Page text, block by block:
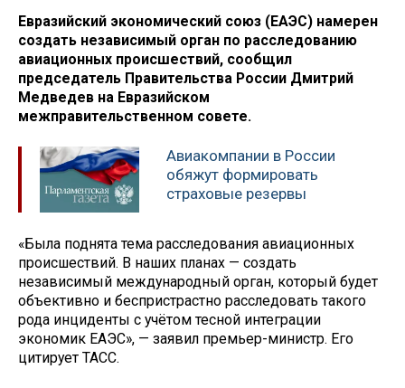
Евразийский экономический союз (ЕАЭС) намерен
создать независимый орган по расследованию
авиационных происшествий, сообщил
председатель Правительства России Дмитрий
Медведев на Евразийском
межправительственном совете.
Авиакомпании в России
обяжут формировать
страховые резервы
«Была поднята тема расследования авиационных
происшествий. В наших планах — создать
независимый международный орган, который будет
объективно и беспристрастно расследовать такого
рода инциденты с учётом тесной интеграции
экономик ЕАЭС», — заявил премьер-министр. Его
цитирует ТАСС.